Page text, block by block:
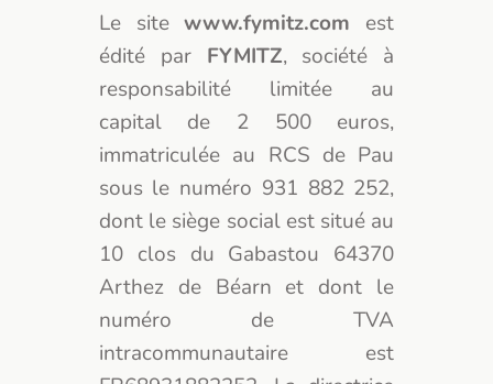
Le sitewww.fymitz.com est
édité par FYMITZ, société à
responsabilité limitée au
capital de 2 500 euros,
immatriculée au RCS de Pau
sous le numéro 931 882 252,
dont le siège social est situé au
10 clos du Gabastou 64370
Arthez de Béarn et dont le
numéro de TVA
intracommunautaire est